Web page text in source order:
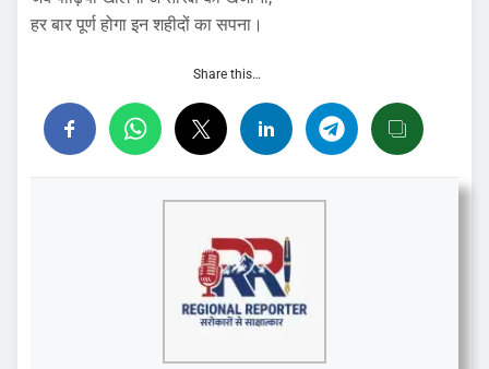
हर बार पूर्ण होगा इन शहीदों का सपना।
Share this…